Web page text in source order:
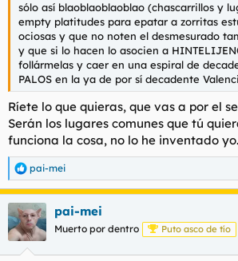
sólo así blaoblaoblaoblao (chascarrillos y
empty platitudes para epatar a zorritas
ociosas y que no noten el desmesurado
y que si lo hacen lo asocien a
follármelas y caer en una espiral de
PALOS en la ya de por sí decadente
Ríete lo que quieras, que vas a por el
Serán los lugares comunes que tú
funciona la cosa, no lo he inventado yo.
R
e
a
c
c
i
pai-mei
pai-mei
Muerto por dentro Puto asco de tío